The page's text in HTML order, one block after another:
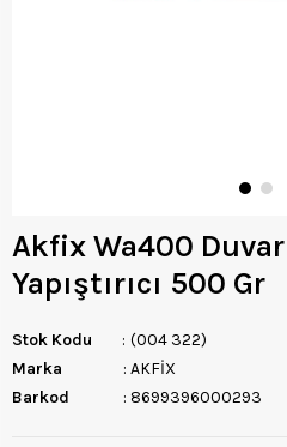
Akfix Wa400 Duvar
Yapıştırıcı 500 Gr
Stok Kodu
(004 322)
Marka
: AKFİX
Barkod
: 8699396000293